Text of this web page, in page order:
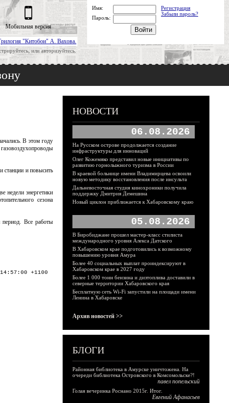
"Китобои" А. Вахова.
или авторизуйтесь.
Мобильная версия
Имя:
Регистрация
Забыли пароль?
Пароль:
В этом году
станции и повысить
недели энергетики
сезона
период. Все работы
+1100
НОВОСТИ
06.08.2026
На Русском острове продолжается создание
инфраструктуры для инноваций
Олег Кожемяко представил новые инициативы по
развитию горнолыжного туризма в России
В краевой больнице имени Владимирцева освоили
новую методику восстановления после инсульта
Дальневосточная студия кинохроники получила
поддержку Дмитрия Демешина
Новый циклон приближается к Хабаровскому краю
05.08.2026
В Биробиджане прошел мастер-класс стилиста
международного уровня Алекса Датского
В Хабаровском крае подготовились к возможному
повышению уровня Амура
Более 40 социальных выплат проиндексируют в
Хабаровском крае в 2027 году
Более 1 000 тонн бензина и дизтоплива доставили в
северные территории Хабаровского края
Бесплатную сеть Wi-Fi запустили на площади имени
Ленина в Хабаровске
Архив новостей >>
БЛОГИ
Районная библиотека в Амурске уничтожена. На
очереди библиотека Островского в Комсомольске?!
павел попельский
Голая вечеринка Роснано 2015г. Итог.
Евгений Афанасьев